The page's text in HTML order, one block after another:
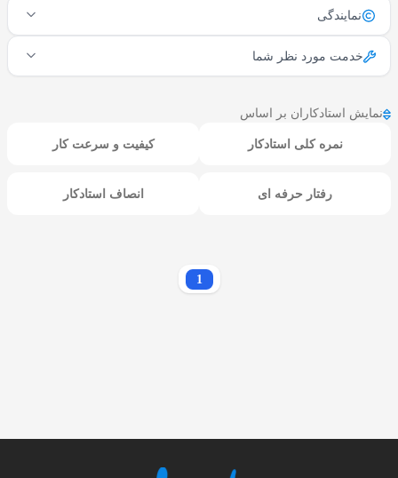
نمایندگی
خدمت مورد نظر شما
نمایش استادکاران بر اساس
نمره کلی استادکار کیفیت و سرعت کار
رفتار حرفه ای انصاف استادکار
1